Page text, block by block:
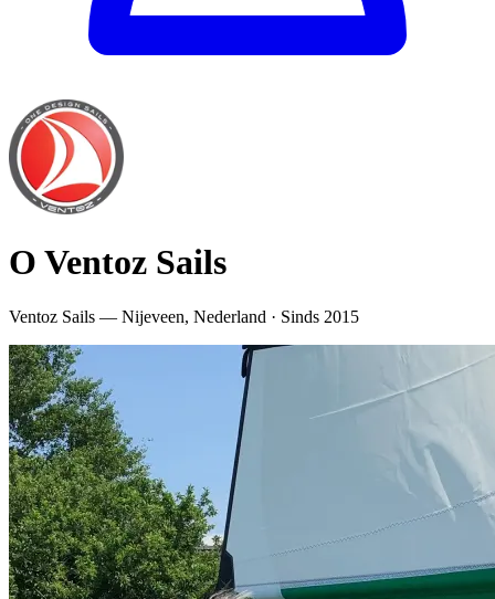
O Ventoz Sails
Ventoz Sails — Nijeveen, Nederland · Sinds 2015